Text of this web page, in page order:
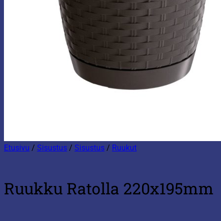
Etusivu / Sisustus / Sisustus / Ruukut
Ruukku Ratolla 220x195mm